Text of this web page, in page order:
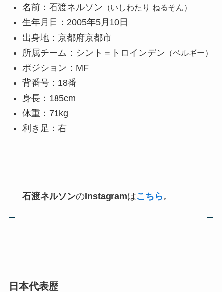
名前：石渡ネルソン （いしわたり ねるそん）
生年月日：2005年5月10日
出身地：京都府京都市
所属チーム：シント＝トロインデン （ベルギー）
ポジション：MF
背番号：18番
身長：185cm
体重：71kg
利き足：右
石渡ネルソンのInstagramはこちら。
日本代表歴